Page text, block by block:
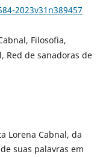
2023v31n389457
Filosofia,
Red de sanadoras de
Lorena Cabnal, da
suas palavras em